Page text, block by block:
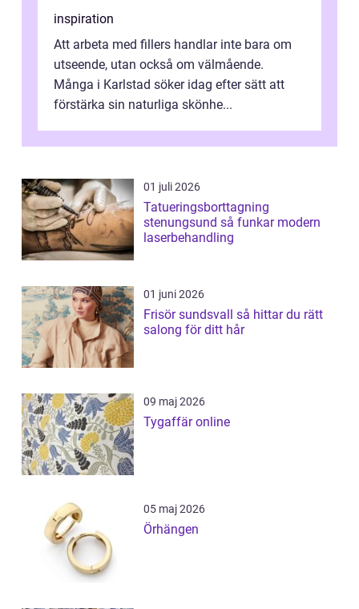
inspiration
Att arbeta med fillers handlar inte bara om
utseende, utan också om välmående.
Många i Karlstad söker idag efter sätt att
förstärka sin naturliga skönhe...
01 juli 2026
Tatueringsborttagning
stenungsund så funkar modern
laserbehandling
01 juni 2026
Frisör sundsvall så hittar du rätt
salong för ditt hår
09 maj 2026
Tygaffär online
05 maj 2026
Örhängen